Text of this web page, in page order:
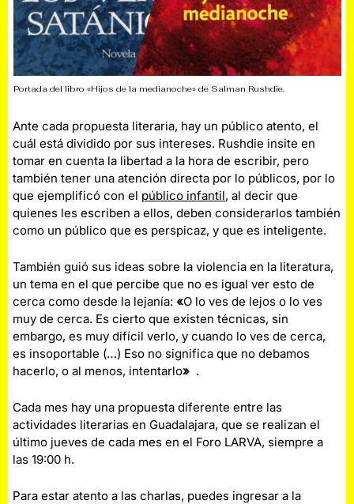
Portada del libro «Hijos de la medianoche» de Salman Rushdie.
Ante cada propuesta literaria, hay un público atento, el
cuál está dividido por sus intereses. Rushdie insite en
tomar en cuenta la libertad a la hora de escribir, pero
también tener una atención directa por lo públicos, por lo
que ejemplificó con el público infantil, al decir que
quienes les escriben a ellos, deben considerarlos también
como un público que es perspicaz, y que es inteligente.
También guió sus ideas sobre la violencia en la literatura,
un tema en el que percibe que no es igual ver esto de
cerca como desde la lejanía:«O lo ves de lejos o lo ves
muy de cerca. Es cierto que existen técnicas, sin
embargo, es muy difícil verlo, y cuando lo ves de cerca,
es insoportable (…) Eso no significa que no debamos
hacerlo, o al menos, intentarlo» .
Cada mes hay una propuesta diferente entre las
actividades literarias en Guadalajara, que se realizan el
último jueves de cada mes en el Foro LARVA, siempre a
las 19:00 h.
Para estar atento a las charlas, puedes ingresar a la